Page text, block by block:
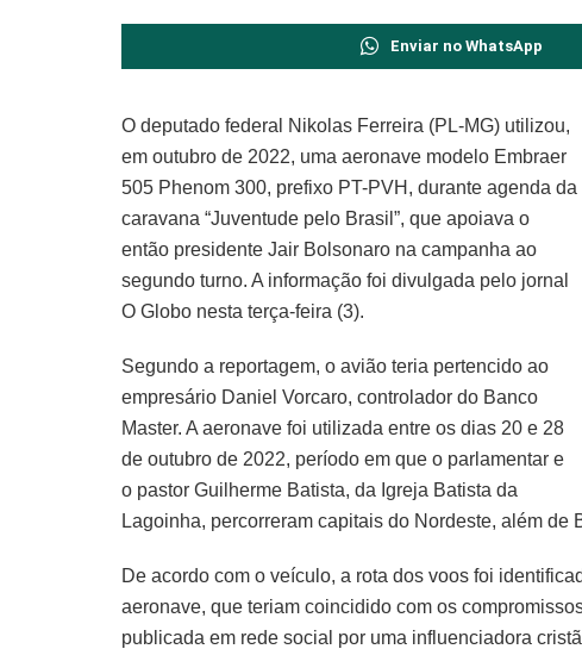
Enviar no WhatsApp
O deputado federal Nikolas Ferreira (PL-MG) utilizou,
em outubro de 2022, uma aeronave modelo Embraer
505 Phenom 300, prefixo PT-PVH, durante agenda da
caravana “Juventude pelo Brasil”, que apoiava o
então presidente Jair Bolsonaro na campanha ao
segundo turno. A informação foi divulgada pelo jornal
O Globo nesta terça-feira (3).
Segundo a reportagem, o avião teria pertencido ao
empresário Daniel Vorcaro, controlador do Banco
Master. A aeronave foi utilizada entre os dias 20 e 28
de outubro de 2022, período em que o parlamentar e
o pastor Guilherme Batista, da Igreja Batista da
Lagoinha, percorreram capitais do Nordeste, além de
De acordo com o veículo, a rota dos voos foi
aeronave, que teriam coincidido com os
publicada em rede social por uma influenciadora